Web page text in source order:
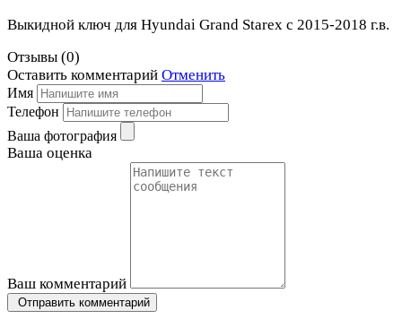
Выкидной ключ для Hyundai Grand Starex с 2015-2018 г.в.
Отзывы (0)
Оставить комментарий Отменить
Имя
Телефон
Ваша фотография
Ваша оценка
Ваш комментарий
Отправить комментарий